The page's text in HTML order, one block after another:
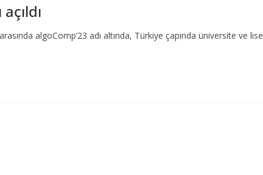
algoComp’23 adı altında, Türkiye çapında üniversite ve lise